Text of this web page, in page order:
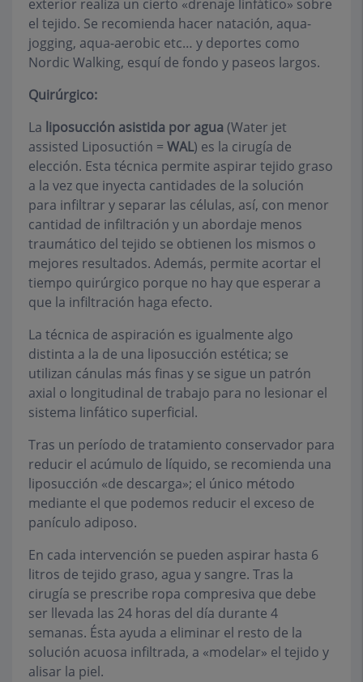
exterior realiza un cierto «drenaje linfático» sobre
el tejido. Se recomienda hacer natación, aqua-
jogging, aqua-aerobic etc… y deportes como
Nordic Walking, esquí de fondo y paseos largos.
Quirúrgico:
La liposucción asistida por agua (Water jet
assisted Liposuctión = WAL) es la cirugía de
elección. Esta técnica permite aspirar tejido graso
a la vez que inyecta cantidades de la solución
para infiltrar y separar las células, así, con menor
cantidad de infiltración y un abordaje menos
traumático del tejido se obtienen los mismos o
mejores resultados. Además, permite acortar el
tiempo quirúrgico porque no hay que esperar a
que la infiltración haga efecto.
La técnica de aspiración es igualmente algo
distinta a la de una liposucción estética; se
utilizan cánulas más finas y se sigue un patrón
axial o longitudinal de trabajo para no lesionar el
sistema linfático superficial.
Tras un período de tratamiento conservador para
reducir el acúmulo de líquido, se recomienda una
liposucción «de descarga»; el único método
mediante el que podemos reducir el exceso de
panículo adiposo.
En cada intervención se pueden aspirar hasta 6
litros de tejido graso, agua y sangre. Tras la
cirugía se prescribe ropa compresiva que debe
ser llevada las 24 horas del día durante 4
semanas. Ésta ayuda a eliminar el resto de la
solución acuosa infiltrada, a «modelar» el tejido y
alisar la piel.